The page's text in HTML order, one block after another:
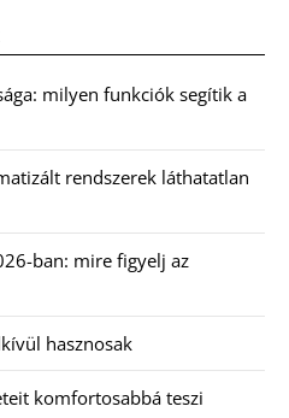
milyen funkciók segítik a
rendszerek láthatatlan
ban: mire figyelj az
hasznosak
komfortosabbá teszi